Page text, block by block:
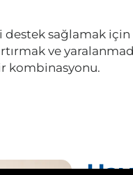
destek sağlamak
ve
kombinasyonu.